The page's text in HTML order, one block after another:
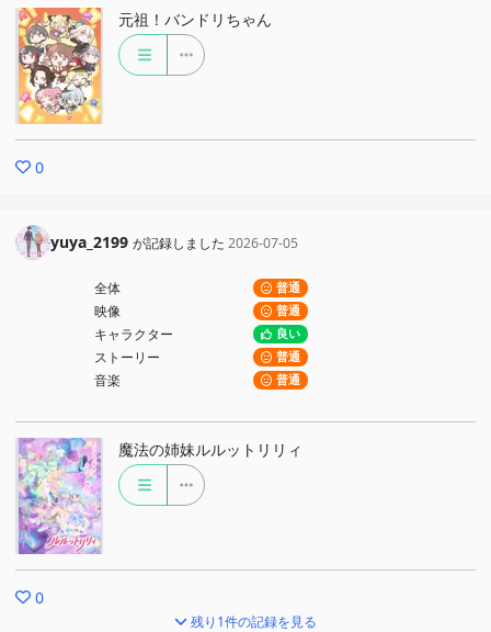
元祖！バンドリちゃん
0
yuya_2199 が記録しました 2026-07-05
全体 普通
映像 普通
キャラクター 良い
ストーリー 普通
音楽 普通
魔法の姉妹ルルットリリィ
0
残り1件の記録を見る